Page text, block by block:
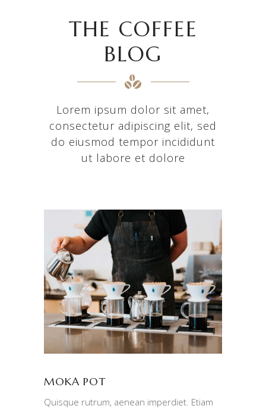
THE COFFEE
BLOG
Lorem ipsum dolor sit amet,
consectetur adipiscing elit, sed
do eiusmod tempor incididunt
ut labore et dolore
MOKA POT
Quisque rutrum, aenean imperdiet. Etiam